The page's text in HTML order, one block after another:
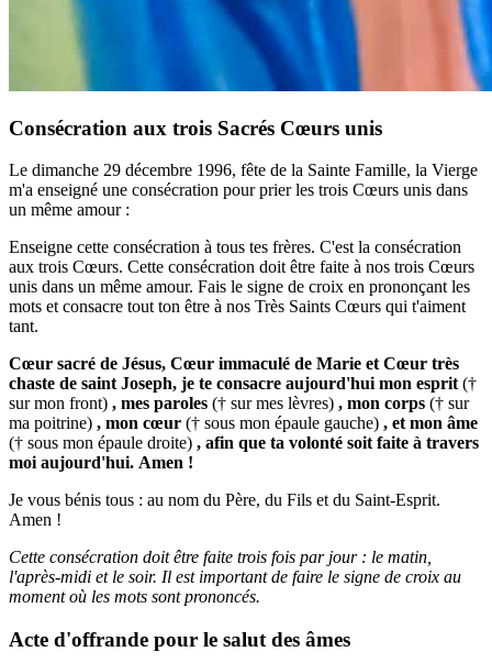
Consécration aux trois Sacrés Cœurs unis
Le dimanche 29 décembre 1996, fête de la Sainte Famille, la Vierge
m'a enseigné une consécration pour prier les trois Cœurs unis dans
un même amour :
Enseigne cette consécration à tous tes frères. C'est la consécration
aux trois Cœurs. Cette consécration doit être faite à nos trois Cœurs
unis dans un même amour. Fais le signe de croix en prononçant les
mots et consacre tout ton être à nos Très Saints Cœurs qui t'aiment
tant.
Cœur sacré de Jésus, Cœur immaculé de Marie et Cœur très
chaste de saint Joseph, je te consacre aujourd'hui mon esprit (†
sur mon front) , mes paroles († sur mes lèvres) , mon corps († sur
ma poitrine) , mon cœur († sous mon épaule gauche) , et mon âme
(† sous mon épaule droite) , afin que ta volonté soit faite à travers
moi aujourd'hui. Amen !
Je vous bénis tous : au nom du Père, du Fils et du Saint-Esprit.
Amen !
Cette consécration doit être faite trois fois par jour : le matin,
l'après-midi et le soir. Il est important de faire le signe de croix au
moment où les mots sont prononcés.
Acte d'offrande pour le salut des âmes